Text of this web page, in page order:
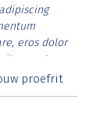
eros dolor
erat.
lorem
proefrit